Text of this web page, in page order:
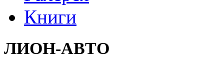
Книги
ЛИОН-АВТО